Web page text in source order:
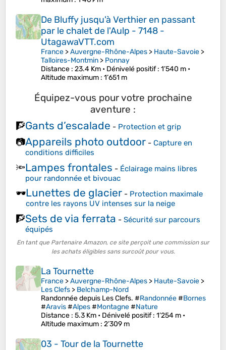
De Bluffy jusqu'à Verthier en passant
par le chalet de l'Aulp - 7148 -
UtagawaVTT.com
France >Auvergne-Rhône-Alpes > Haute-Savoie >
Talloires-Montmin > Ponnay
Distance : 23.4 Km • Dénivelé positif: 1’540 m •
Altitude maximum : 1’651 m
Équipez-vous pour votre prochaine
aventure :
🧗Gants d’escalade - Protection et grip
📷Appareils photo outdoor - Capture en
conditions difficiles
🔦Lampes frontales - Éclairage mains libres
pour randonnée et bivouac
🕶️Lunettes de glacier - Protection maximale
contre les rayons UV intenses sur la neige
🧗Sets de via ferrata - Sécurité sur parcours
équipés
En tant que Partenaire Amazon, ce site perçoit une commission sur
les achats éligibles sans surcoût pour vous.
La Tournette
France >Auvergne-Rhône-Alpes > Haute-Savoie >
Les Clefs > Belchamp-Nord
Randonnée depuis Les Clefs. #Randonnée#Bornes
#Aravis#Alpes#Montagne#Nature
Distance : 5.3 Km • Dénivelé positif: 1’254 m •
Altitude maximum : 2’309 m
03 - Tour de la Tournette